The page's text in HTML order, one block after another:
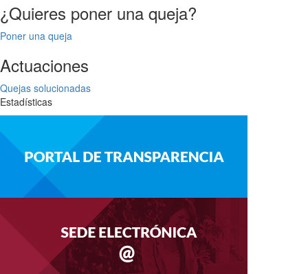
¿Quieres poner una queja?
Poner una queja
Actuaciones
Quejas solucionadas
Estadísticas